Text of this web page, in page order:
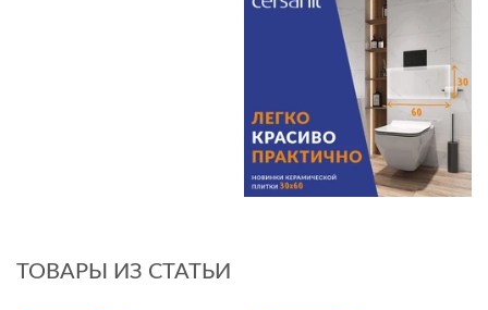
ТОВАРЫ ИЗ СТАТЬИ